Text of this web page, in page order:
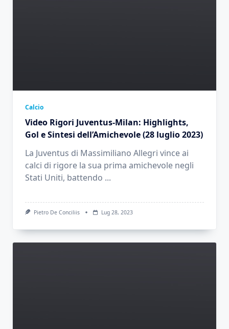
Calcio
Video Rigori Juventus-Milan: Highlights,
Gol e Sintesi dell’Amichevole (28 luglio 2023)
La Juventus di Massimiliano Allegri vince ai
calci di rigore la sua prima amichevole negli
Stati Uniti, battendo ...
Pietro De Conciliis Lug 28, 2023